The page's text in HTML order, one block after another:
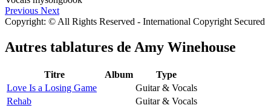
Previous Next
Copyright: © All Rights Reserved - International Copyright Secured
Autres tablatures de Amy Winehouse
Titre Album
Type
Love Is a Losing Game
Guitar & Vocals
Rehab
Guitar & Vocals